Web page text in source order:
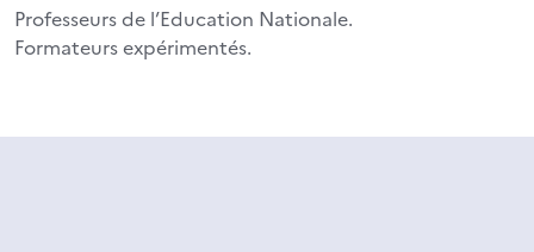
Professeurs de l’Education Nationale.
Formateurs expérimentés.